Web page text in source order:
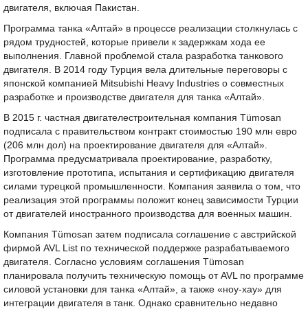
двигателя, включая Пакистан.
Программа танка «Алтай» в процессе реализации столкнулась с
рядом трудностей, которые привели к задержкам хода ее
выполнения. Главной проблемой стала разработка танкового
двигателя. В 2014 году Турция вела длительные переговоры с
японской компанией Mitsubishi Heavy Industries о совместных
разработке и производстве двигателя для танка «Алтай».
В 2015 г. частная двигателестроительная компания Tümosan
подписала с правительством контракт стоимостью 190 млн евро
(206 млн дол) на проектирование двигателя для «Алтай».
Программа предусматривала проектирование, разработку,
изготовление прототипа, испытания и сертификацию двигателя
силами турецкой промышленности. Компания заявила о том, что
реализация этой программы положит конец зависимости Турции
от двигателей иностранного производства для военных машин.
Компания Tümosan затем подписала соглашение с австрийской
фирмой AVL List по технической поддержке разрабатываемого
двигателя. Согласно условиям соглашения Tümosan
планировала получить техническую помощь от AVL по программе
силовой установки для танка «Алтай», а также «ноу-хау» для
интеграции двигателя в танк. Однако сравнительно недавно